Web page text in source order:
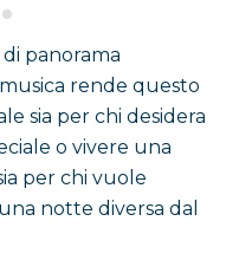
panorama
rende questo
sia per chi desidera
o vivere una
per chi vuole
notte diversa dal